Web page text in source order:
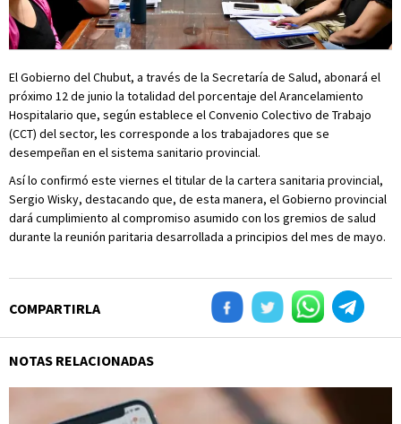
El Gobierno del Chubut, a través de la Secretaría de Salud, abonará el
próximo 12 de junio la totalidad del porcentaje del Arancelamiento
Hospitalario que, según establece el Convenio Colectivo de Trabajo
(CCT) del sector, les corresponde a los trabajadores que se
desempeñan en el sistema sanitario provincial.
Así lo confirmó este viernes el titular de la cartera sanitaria provincial,
Sergio Wisky, destacando que, de esta manera, el Gobierno provincial
dará cumplimiento al compromiso asumido con los gremios de salud
durante la reunión paritaria desarrollada a principios del mes de mayo.
COMPARTIRLA
NOTAS RELACIONADAS